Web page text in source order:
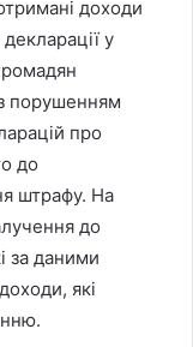
доходи
у
порушенням
про
до
штрафу. На
до
за даними
які